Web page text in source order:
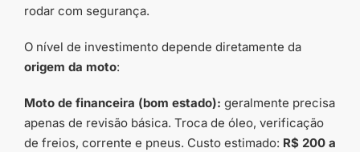
rodar com segurança.
O nível de investimento depende diretamente da
origem da moto:
Moto de financeira (bom estado): geralmente precisa
apenas de revisão básica. Troca de óleo, verificação
de freios, corrente e pneus. Custo estimado: R$ 200 a